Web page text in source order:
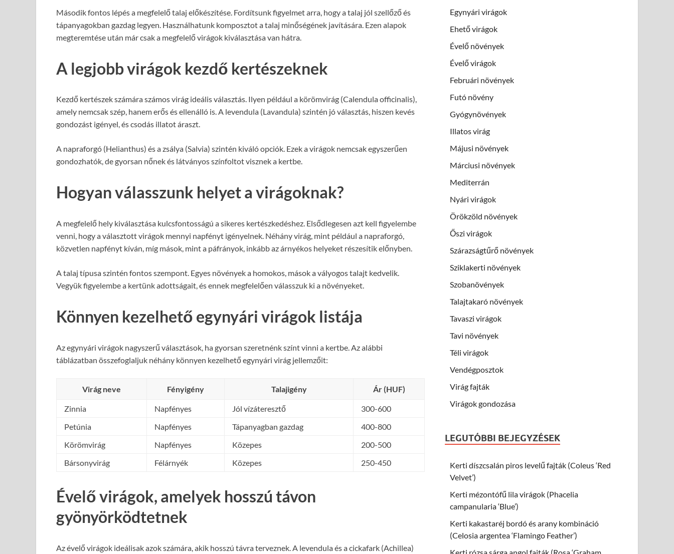
Második fontos lépés a megfelelő talaj előkészítése. Fordítsunk figyelmet arra, hogy a talaj jól szellőző és
tápanyagokban gazdag legyen. Használhatunk komposztot a talaj minőségének javítására. Ezen alapok
megteremtése után már csak a megfelelő virágok kiválasztása van hátra.
A legjobb virágok kezdő kertészeknek
Kezdő kertészek számára számos virág ideális választás. Ilyen például a körömvirág (Calendula officinalis),
amely nemcsak szép, hanem erős és ellenálló is. A levendula (Lavandula) szintén jó választás, hiszen kevés
gondozást igényel, és csodás illatot áraszt.
A napraforgó (Helianthus) és a zsálya (Salvia) szintén kiváló opciók. Ezek a virágok nemcsak egyszerűen
gondozhatók, de gyorsan nőnek és látványos színfoltot visznek a kertbe.
Hogyan válasszunk helyet a virágoknak?
A megfelelő hely kiválasztása kulcsfontosságú a sikeres kertészkedéshez. Elsődlegesen azt kell figyelembe
venni, hogy a választott virágok mennyi napfényt igényelnek. Néhány virág, mint például a napraforgó,
közvetlen napfényt kíván, míg mások, mint a páfrányok, inkább az árnyékos helyeket részesítik előnyben.
A talaj típusa szintén fontos szempont. Egyes növények a homokos, mások a vályogos talajt kedvelik.
Vegyük figyelembe a kertünk adottságait, és ennek megfelelően válasszuk ki a növényeket.
Könnyen kezelhető egynyári virágok listája
Az egynyári virágok nagyszerű választások, ha gyorsan szeretnénk színt vinni a kertbe. Az alábbi
táblázatban összefoglaljuk néhány könnyen kezelhető egynyári virág jellemzőit:
Virág neve Fényigény Talajigény Ár (HUF)
Zinnia Napfényes Jól vízáteresztő
300-600
Petúnia
Napfényes Tápanyagban gazdag
400-800
Körömvirág
Napfényes Közepes
200-500
Bársonyvirág
Félárnyék Közepes 250-450
Évelő virágok, amelyek hosszú távon
gyönyörködtetnek
Az évelő virágok ideálisak azok számára, akik hosszú távra terveznek. A levendula és a cickafark (Achillea)
Egynyári virágok
Ehető virágok
Évelő növények
Évelő virágok
Februári növények
Futó növény
Gyógynövények
Illatos virág
Májusi növények
Márciusi növények
Mediterrán
Nyári virágok
Örökzöld növények
Őszi virágok
Szárazságtűrő növények
Sziklakerti növények
Szobanövények
Talajtakaró növények
Tavaszi virágok
Tavi növények
Téli virágok
Vendégposztok
Virág fajták
Virágok gondozása
LEGUTÓBBI BEJEGYZÉSEK
Kerti díszcsalán piros levelű fajták (Coleus ‘Red
Velvet’)
Kerti mézontófű lila virágok (Phacelia
campanularia ‘Blue’)
Kerti kakastaréj bordó és arany kombináció
(Celosia argentea ‘Flamingo Feather’)